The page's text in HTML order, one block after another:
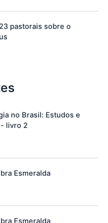
pastorais sobre o
no Brasil: Estudos e
livro 2
Esmeralda
Esmeralda